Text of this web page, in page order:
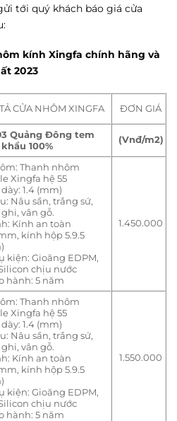
tới quý khách báo giá cửa
kính Xingfa chính hãng và
2023
CỬA NHÔM XINGFA ĐƠN GIÁ
Quảng Đông tem
100%
(Vnđ/m2)
Thanh nhôm
Xingfa hệ 55
1.4 (mm)
Nâu sần, trắng sứ,
vân gỗ.
Kính an toàn
kính hộp 5.9.5
kiện: Gioăng EDPM,
chịu nước
hành: 5 năm
1.450.000
Thanh nhôm
Xingfa hệ 55
1.4 (mm)
Nâu sần, trắng sứ,
vân gỗ.
Kính an toàn
kính hộp 5.9.5
kiện: Gioăng EDPM,
chịu nước
hành: 5 năm
1.550.000